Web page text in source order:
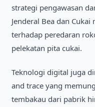
strategi pengawasan
Jenderal Bea dan
terhadap peredaran
pelekatan pita cukai.
Teknologi digital juga
and trace yang
tembakau dari pabrik